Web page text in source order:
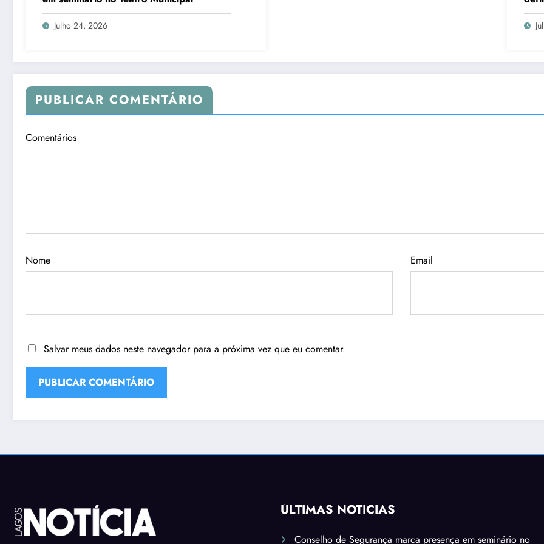
Julho 24, 2026
PUBLICAR COMENTÁRIO
Comentários
Nome Email
Salvar meus dados neste navegador para a próxima vez que eu comentar.
ÚLTIMAS NOTÍCIAS
Conselho de Segurança marca presença em seminário no